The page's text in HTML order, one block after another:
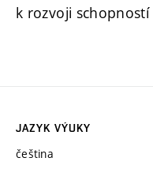
k rozvoji
JAZYK VÝUKY
čeština